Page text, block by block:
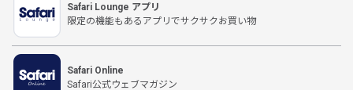
Safari Lounge アプリ
限定の機能もあるアプリでサクサクお買い物
Safari Online
Safari公式ウェブマガジン